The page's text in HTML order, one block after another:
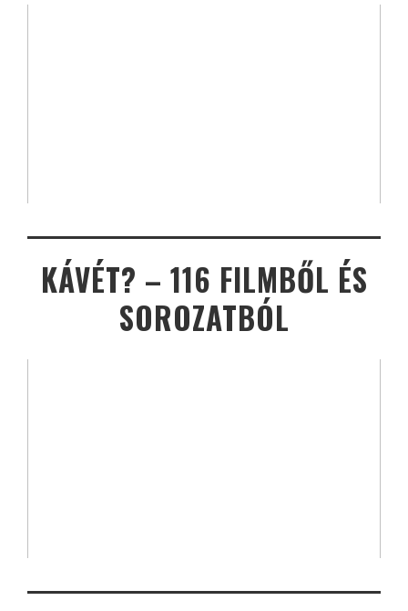
KÁVÉT? – 116 FILMBŐL ÉS
SOROZATBÓL